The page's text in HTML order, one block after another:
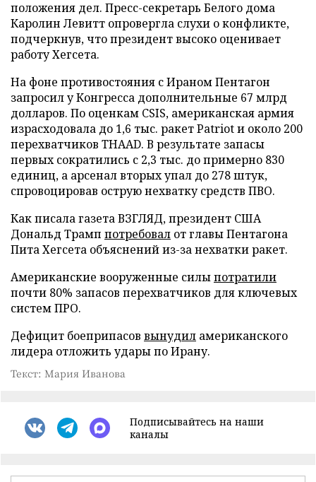
положения дел. Пресс-секретарь Белого дома
Каролин Левитт опровергла слухи о конфликте,
подчеркнув, что президент высоко оценивает
работу Хегсета.
На фоне противостояния с Ираном Пентагон
запросил у Конгресса дополнительные 67 млрд
долларов. По оценкам CSIS, американская армия
израсходовала до 1,6 тыс. ракет Patriot и около 200
перехватчиков THAAD. В результате запасы
первых сократились с 2,3 тыс. до примерно 830
единиц, а арсенал вторых упал до 278 штук,
спровоцировав острую нехватку средств ПВО.
Как писала газета ВЗГЛЯД, президент США
Дональд Трамп потребовал от главы Пентагона
Пита Хегсета объяснений из-за нехватки ракет.
Американские вооруженные силыпотратили
почти 80% запасов перехватчиков для ключевых
систем ПРО.
Дефицит боеприпасов вынудил американского
лидера отложить удары по Ирану.
Текст: Мария Иванова
Подписывайтесь на наши
каналы